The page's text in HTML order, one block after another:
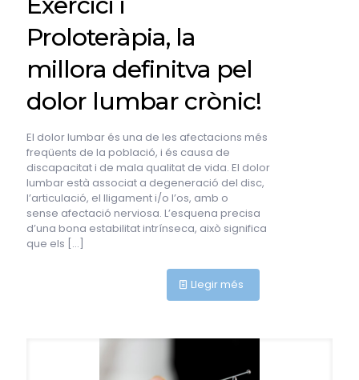
Proloteràpia, la
millora definitva pel
dolor lumbar crònic!
El dolor lumbar és una de les afectacions més
freqüents de la població, i és causa de
discapacitat i de mala qualitat de vida. El dolor
lumbar està associat a degeneració del disc,
l’articulació, el lligament i/o l’os, amb o
sense afectació nerviosa. L’esquena precisa
d’una bona estabilitat intrínseca, això significa
que els […]
Llegir més